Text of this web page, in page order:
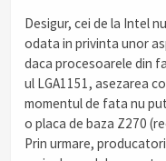
Desigur, cei de la Intel
odata in privinta unor
daca procesoarele din
ul LGA1151, asezarea
momentul de fata nu
o placa de baza Z270
Prin urmare,